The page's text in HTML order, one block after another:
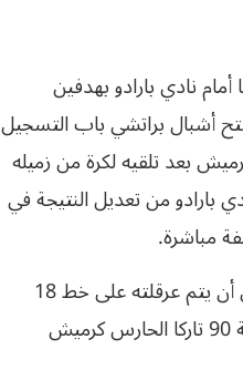
نادي بارادو بهدفين
أشبال براتشي باب التسجيل
بعد تلقيه لكرة من زميله
بارادو من تعديل النتيجة في
مباشرة.
المرحلة الثانية انطلقت المولودية في الهجوم مكنت يونس من الانفلات قبل أن يتم عرقلته على خط 18
متر، متيحا الفرصة لباجي من الثأر للمولودية من كرة ثابتة رمى بها نحو الزاوية 90 تاركا الحارس كرميش